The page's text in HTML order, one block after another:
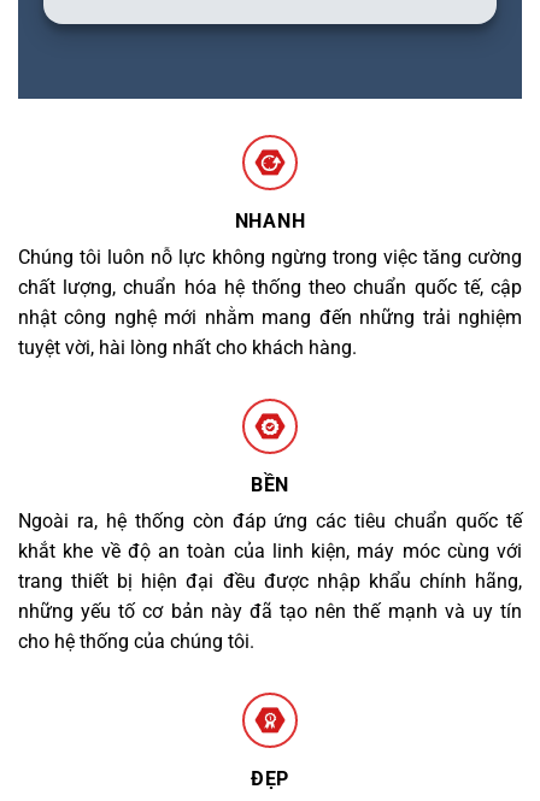
NHANH
Chúng tôi luôn nỗ lực không ngừng trong việc tăng cường
chất lượng, chuẩn hóa hệ thống theo chuẩn quốc tế, cập
nhật công nghệ mới nhằm mang đến những trải nghiệm
tuyệt vời, hài lòng nhất cho khách hàng.
BỀN
Ngoài ra, hệ thống còn đáp ứng các tiêu chuẩn quốc tế
khắt khe về độ an toàn của linh kiện, máy móc cùng với
trang thiết bị hiện đại đều được nhập khẩu chính hãng,
những yếu tố cơ bản này đã tạo nên thế mạnh và uy tín
cho hệ thống của chúng tôi.
ĐẸP